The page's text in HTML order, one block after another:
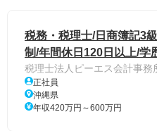
税務・税理士/日商簿記3
制/年間休日120日以上/学
税理士法人ピーエス会計事務
正社員
沖縄県
年収420万円～600万円